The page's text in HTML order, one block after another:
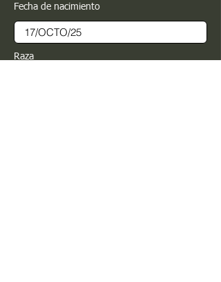
Fecha de nacimiento
Raza